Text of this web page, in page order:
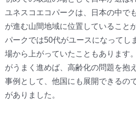
ユネスコエコパークは、日本の中で
が進む山間地域に位置していること
パークでは50代がユースになってし
場から上がっていたこともあります
がうまく進めば、高齢化の問題を抱
事例として、他国にも展開できるの
がありました。